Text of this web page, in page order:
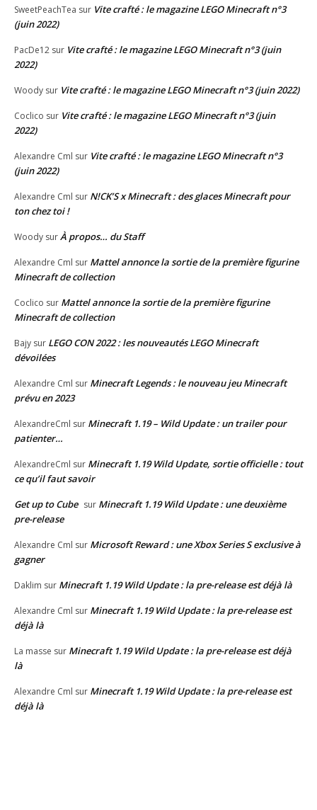
SweetPeachTea sur Vite crafté : le magazine LEGO Minecraft n°3
(juin 2022)
PacDe12 sur Vite crafté : le magazine LEGO Minecraft n°3 (juin
2022)
Woody sur Vite crafté : le magazine LEGO Minecraft n°3 (juin 2022)
Coclico sur Vite crafté : le magazine LEGO Minecraft n°3 (juin
2022)
Alexandre Cml sur Vite crafté : le magazine LEGO Minecraft n°3
(juin 2022)
Alexandre Cml sur N!CK’S x Minecraft : des glaces Minecraft pour
ton chez toi !
Woody surÀ propos… du Staff
Alexandre Cml sur Mattel annonce la sortie de la première figurine
Minecraft de collection
Coclico sur Mattel annonce la sortie de la première figurine
Minecraft de collection
Bajy sur LEGO CON 2022 : les nouveautés LEGO Minecraft
dévoilées
Alexandre Cml sur Minecraft Legends : le nouveau jeu Minecraft
prévu en 2023
AlexandreCml sur Minecraft 1.19 – Wild Update : un trailer pour
patienter…
AlexandreCml sur Minecraft 1.19 Wild Update, sortie officielle : tout
ce qu’il faut savoir
Get up to Cube sur Minecraft 1.19 Wild Update : une deuxième
pre-release
Alexandre Cml sur Microsoft Reward : une Xbox Series S exclusive à
gagner
Daklim sur Minecraft 1.19 Wild Update : la pre-release est déjà là
Alexandre Cml sur Minecraft 1.19 Wild Update : la pre-release est
déjà là
La masse sur Minecraft 1.19 Wild Update : la pre-release est déjà
là
Alexandre Cml sur Minecraft 1.19 Wild Update : la pre-release est
déjà là